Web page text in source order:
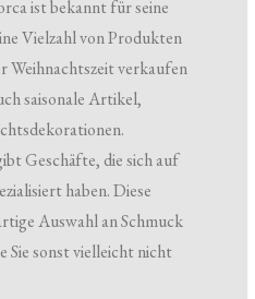
ist bekannt für seine
Vielzahl von Produkten
Weihnachtszeit verkaufen
saisonale Artikel,
Geschäfte, die sich auf
haben. Diese
Auswahl an Schmuck
Sie sonst vielleicht nicht